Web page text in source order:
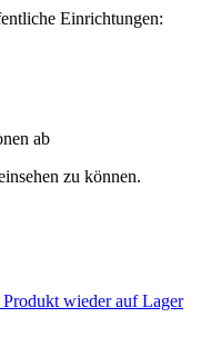
Einrichtungen:
ab
zu können.
wieder auf Lager